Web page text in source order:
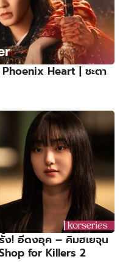
Heart | ชะตา
ง! อีดงอุค – คิมฮเยจุน
for Killers 2